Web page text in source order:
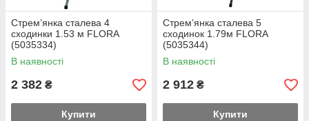
Стрем’янка сталева 4
сходинки 1.53 м FLORA
(5035334)
В наявності
2 382 ₴
Купити
Стрем’янка сталева 5
сходинок 1.79м FLORA
(5035344)
В наявності
2 912 ₴
Купити